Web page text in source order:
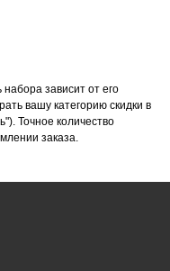
зависит от его
вашу категорию скидки в
Точное количество
заказа.